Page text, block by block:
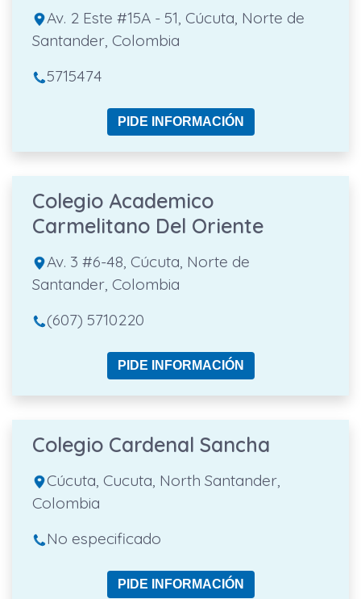
Av. 2 Este #15A - 51, Cúcuta, Norte de
Santander, Colombia
5715474
PIDE INFORMACIÓN
Colegio Academico
Carmelitano Del Oriente
Av. 3 #6-48, Cúcuta, Norte de
Santander, Colombia
(607) 5710220
PIDE INFORMACIÓN
Colegio Cardenal Sancha
Cúcuta, Cucuta, North Santander,
Colombia
No especificado
PIDE INFORMACIÓN